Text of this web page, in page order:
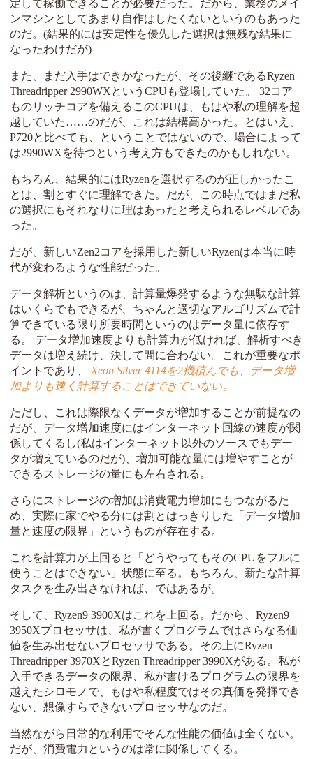
定して稼働できることが必要だった。だから、業務のメイ
ンマシンとしてあまり自作はしたくないというのもあった
のだ。(結果的には安定性を優先した選択は無残な結果に
なったわけだが)
また、まだ入手はできかなったが、その後継であるRyzen
Threadripper 2990WXというCPUも登場していた。 32コア
ものリッチコアを備えるこのCPUは、もはや私の理解を超
越していた……のだが、これは結構高かった。とはいえ、
P720と比べても、ということではないので、場合によって
は2990WXを待つという考え方もできたのかもしれない。
もちろん、結果的にはRyzenを選択するのが正しかったこ
とは、割とすぐに理解できた。だが、この時点ではまだ私
の選択にもそれなりに理はあったと考えられるレベルであ
った。
だが、新しいZen2コアを採用した新しいRyzenは本当に時
代が変わるような性能だった。
データ解析というのは、計算量爆発するような無駄な計算
はいくらでもできるが、ちゃんと適切なアルゴリズムで計
算できている限り所要時間というのはデータ量に依存す
る。 データ増加速度よりも計算力が低ければ、解析すべき
データは増え続け、決して間に合わない。これが重要なポ
イントであり、 Xeon Silver 4114を2機積んでも、データ増
加よりも速く計算することはできていない。
ただし、これは際限なくデータが増加することが前提なの
だが、データ増加速度にはインターネット回線の速度が関
係してくるし(私はインターネット以外のソースでもデー
タが増えているのだが)、増加可能な量には増やすことが
できるストレージの量にも左右される。
さらにストレージの増加は消費電力増加にもつながるた
め、実際に家でやる分には割とはっきりした「データ増加
量と速度の限界」というものが存在する。
これを計算力が上回ると「どうやってもそのCPUをフルに
使うことはできない」状態に至る。もちろん、新たな計算
タスクを生み出さなければ、ではあるが。
そして、Ryzen9 3900Xはこれを上回る。だから、Ryzen9
3950Xプロセッサは、私が書くプログラムではさらなる価
値を生み出せないプロセッサである。その上にRyzen
Threadripper 3970XとRyzen Threadripper 3990Xがある。私が
入手できるデータの限界、私が書けるプログラムの限界を
越えたシロモノで、もはや私程度ではその真価を発揮でき
ない、想像すらできないプロセッサなのだ。
当然ながら日常的な利用でそんな性能の価値は全くない。
だが、消費電力というのは常に関係してくる。